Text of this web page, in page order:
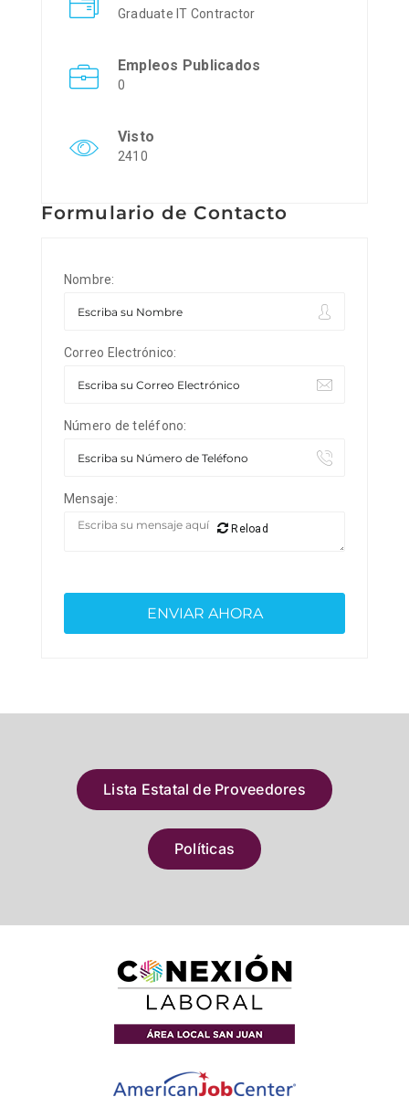
Graduate IT Contractor
Empleos Publicados
0
Visto
2410
Formulario de Contacto
Nombre:
Correo Electrónico:
Número de teléfono:
Mensaje:
Reload
Lista Estatal de Proveedores
Políticas